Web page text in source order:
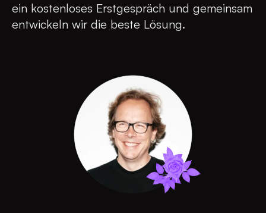
ein kostenloses Erstgespräch und gemeinsam
entwickeln wir die beste Lösung.